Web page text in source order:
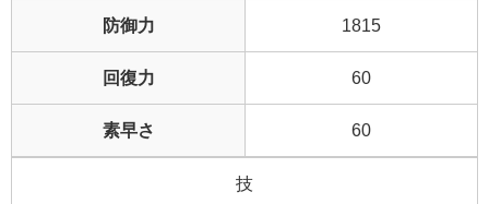
防御力 1815
回復力 60
素早さ 60
技